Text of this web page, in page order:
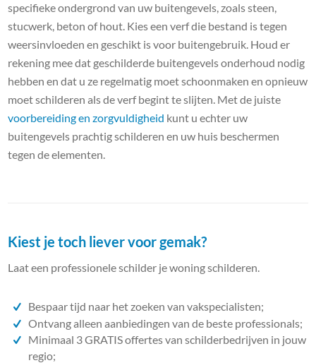
specifieke ondergrond van uw buitengevels, zoals steen,
stucwerk, beton of hout. Kies een verf die bestand is tegen
weersinvloeden en geschikt is voor buitengebruik. Houd er
rekening mee dat geschilderde buitengevels onderhoud nodig
hebben en dat u ze regelmatig moet schoonmaken en opnieuw
moet schilderen als de verf begint te slijten. Met de juiste
voorbereiding en zorgvuldigheid kunt u echter uw
buitengevels prachtig schilderen en uw huis beschermen
tegen de elementen.
Kiest je toch liever voor gemak?
Laat een professionele schilder je woning schilderen.
Bespaar tijd naar het zoeken van vakspecialisten;
Ontvang alleen aanbiedingen van de beste professionals;
Minimaal 3 GRATIS offertes van schilderbedrijven in jouw
regio;